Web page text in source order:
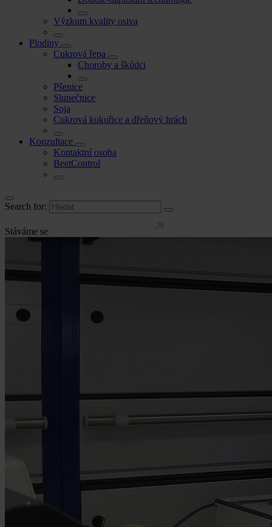
Výzkum kvality osiva
Plodiny
Cukrová řepa
Choroby a škůdci
Pšenice
Slunečnice
Soja
Cukrová kukuřice a dřeňový hrách
Konzultace
Kontaktní osoba
BeetControl
Search for:
Stáváme se